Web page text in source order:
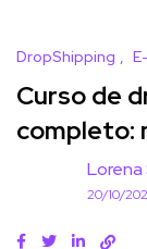
DropShipping
Curso de
completo:
20/10/